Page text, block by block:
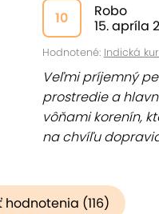
10
Robo
15. apríla
Hodnotené: Indická
Veľmi príjemný
prostredie a
vôňami korenín,
na chvíľu
hodnotenia (116)